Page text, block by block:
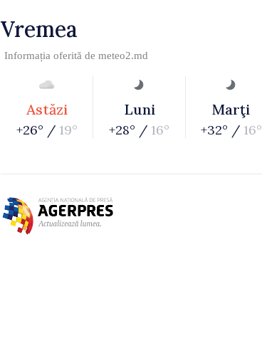
Vremea
Informația oferită de meteo2.md
Astăzi
+26° / 19°
Luni
+28° / 16°
Marţi
+32° / 16°